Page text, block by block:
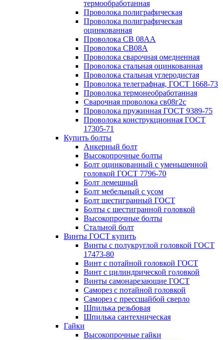
термообработанная
Проволока полиграфическая
Проволока полиграфическая
оцинкованная
Проволока СВ 08АА
Проволока СВ08А
Проволока сварочная омедненная
Проволока стальная оцинкованная
Проволока стальная углеродистая
Проволока телеграфная, ГОСТ 1668-73
Проволока термонеобработанная
Сварочная проволока св08г2с
Проволока пружинная ГОСТ 9389-75
Проволока конструкционная ГОСТ
17305-71
Купить болты
Анкерный болт
Высокопрочные болты
Болт оцинкованный с уменьшенной
головкой ГОСТ 7796-70
Болт лемешный
Болт мебельный с усом
Болт шестигранный ГОСТ
Болты с шестигранной головкой
Высокопрочные болты
Стальной болт
Винты ГОСТ купить
Винты с полукруглой головкой ГОСТ
17473-80
Винт с потайной головкой ГОСТ
Винт с цилиндрической головкой
Винты самонарезающие ГОСТ
Саморез с потайной головкой
Саморез с прессшайбой сверло
Шпилька резьбовая
Шпилька сантехническая
Гайки
Высокопрочные гайки